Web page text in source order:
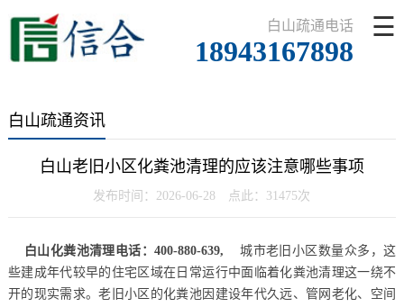
☰
白山疏通电话
18943167898
白山疏通资讯
白山老旧小区化粪池清理的应该注意哪些事项
发布时间：2026-06-28 点此：31475次
白山化粪池清理电话：400-880-639, 城市老旧小区数量众多，这
些建成年代较早的住宅区域在日常运行中面临着化粪池清理这一绕不
开的现实需求。老旧小区的化粪池因建设年代久远、管网老化、空间